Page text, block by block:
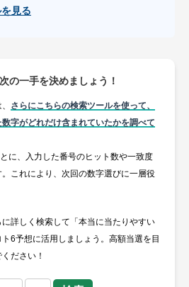
見る
の一手を決めましょう！
さらにこちらの検索ツールを使って、
字がどれだけ含まれていたかを調べて
に、入力した番号のヒット数や一致度
これにより、次回の数字選びに一層役
詳しく検索して「本当に当たりやすい
6予想に活用しましょう。高額当選を目
ださい！